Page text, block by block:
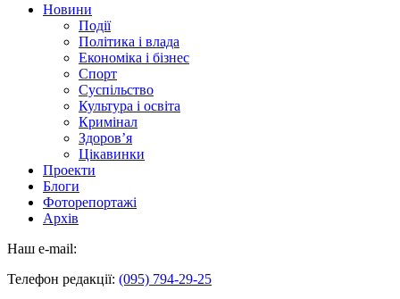
Новини
Події
Політика і влада
Економіка і бізнес
Спорт
Суспільство
Культура і освіта
Кримінал
Здоров’я
Цікавинки
Проекти
Блоги
Фоторепортажі
Архів
Наш e-mail:
Телефон редакції: (095) 794-29-25